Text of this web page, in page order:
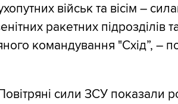
військ та вісім –
ракетних підрозділів
командування "Схід”, –
сили ЗСУ показали